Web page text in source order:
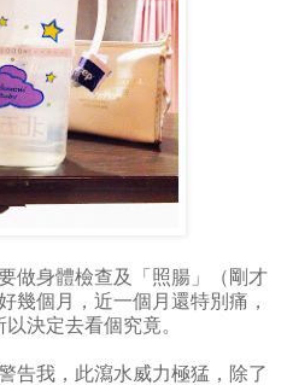
做身體檢查及「照腸」（剛才
幾個月，近一個月還特別痛，
決定去看個究竟。
告我，此瀉水威力極猛，除了